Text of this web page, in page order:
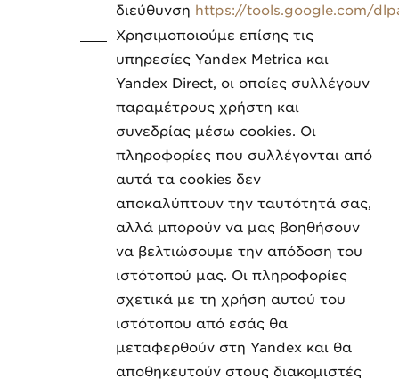
διεύθυνση https://tools.google.com/
Χρησιμοποιούμε επίσης τις
υπηρεσίες Yandex Metrica και
Yandex Direct, οι οποίες συλλέγουν
παραμέτρους χρήστη και
συνεδρίας μέσω cookies. Οι
πληροφορίες που συλλέγονται από
αυτά τα cookies δεν
αποκαλύπτουν την ταυτότητά σας,
αλλά μπορούν να μας βοηθήσουν
να βελτιώσουμε την απόδοση του
ιστότοπού μας. Οι πληροφορίες
σχετικά με τη χρήση αυτού του
ιστότοπου από εσάς θα
μεταφερθούν στη Yandex και θα
αποθηκευτούν στους διακομιστές